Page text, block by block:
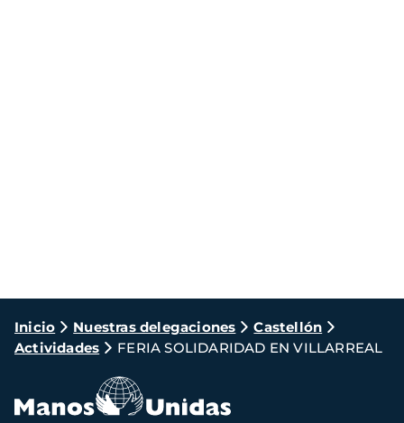
Ruta
de
navegación
Inicio Nuestras delegaciones
Castellón
Actividades
FERIA SOLIDARIDAD EN VILLARREAL